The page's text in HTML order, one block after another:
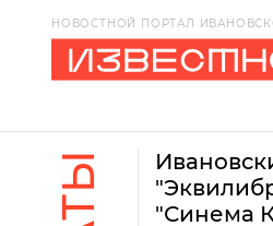
НОВОСТНОЙ ПОРТАЛ
"Синема